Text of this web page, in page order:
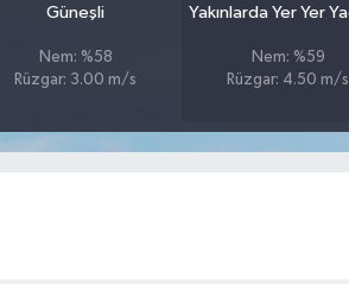
Güneşli
Nem: %58
Rüzgar: 3.00 m/s
Yakınlarda Yer Yer
Nem: %59
Rüzgar: 4.50 m/s